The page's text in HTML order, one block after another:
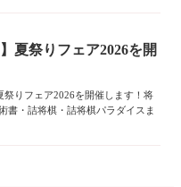
夏祭りフェア2026を開
祭りフェア2026を開催します！将
書・詰将棋・詰将棋パラダイスま